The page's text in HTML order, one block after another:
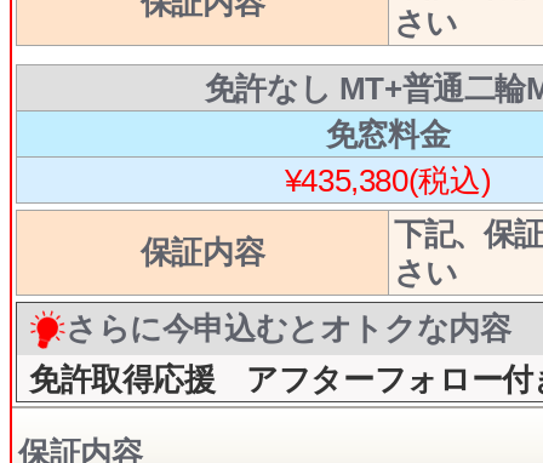
さい
免許なし MT+普通二輪
免窓料金
¥435,380(税込)
保証内容
下記、保
さい
さらに今申込むとオトクな内容
免許取得応援 アフターフォロー付
保証内容